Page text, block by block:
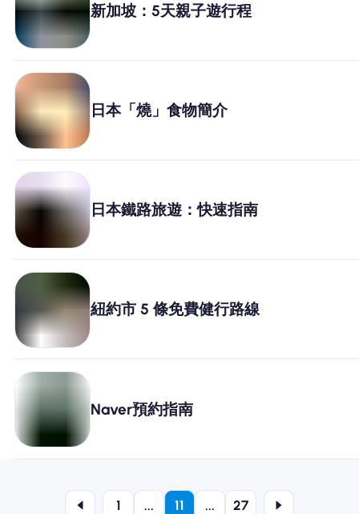
新加坡：5天親子遊行程
日本「燒」食物簡介
日本鐵路旅遊：快速指南
紐約市 5 條免費健行路線
Naver預約指南
1 ... 11 ... 27